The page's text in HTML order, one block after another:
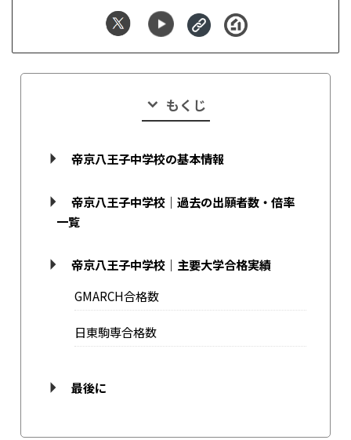
もくじ
帝京八王子中学校の基本情報
帝京八王子中学校｜過去の出願者数・倍率
一覧
帝京八王子中学校｜主要大学合格実績
GMARCH合格数
日東駒専合格数
最後に